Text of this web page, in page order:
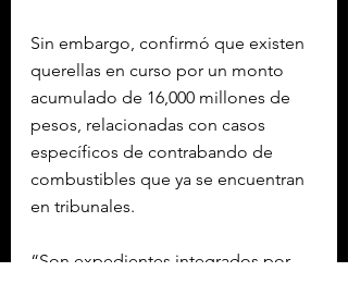
Sin embargo, confirmó que existen
querellas en curso por un monto
acumulado de 16,000 millones de
pesos, relacionadas con casos
específicos de contrabando de
combustibles que ya se encuentran
en tribunales.
“Son expedientes integrados por